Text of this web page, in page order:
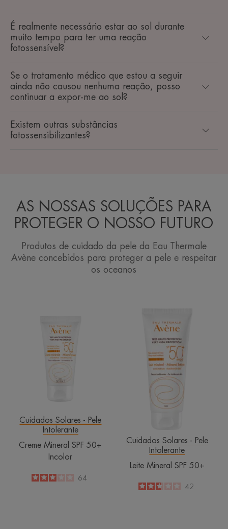
É realmente necessário estar ao sol durante
muito tempo para ter uma reação
fotossensível?
Se o tratamento médico que estou a seguir
ainda não causou nenhuma reação, posso
continuar a expor-me ao sol?
Existem outras substâncias
fotossensibilizantes?
AS NOSSAS SOLUÇÕES PARA
PROTEGER O NOSSO FUTURO
Produtos de cuidado da pele da Eau Thermale
Avène concebidos para proteger a pele e respeitar
os oceanos
Mineral
SPF
50+
Incolor
Cuidados Solares - Pele
Intolerante
Creme Mineral SPF 50+
Incolor
3
/
5
64
Mineral
SPF
50+
Cuidados Solares - Pele
Intolerante
Leite Mineral SPF 50+
2.6
/
5
42